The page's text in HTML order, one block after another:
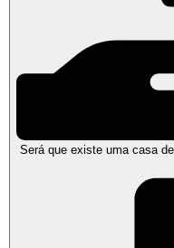
Será que existe uma casa